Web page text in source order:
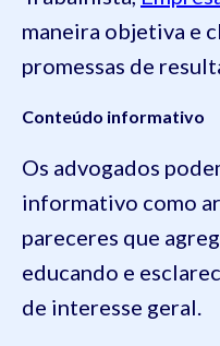
maneira objetiva e
promessas de
Conteúdo informativo
Os advogados
informativo como
pareceres que
educando e
de interesse geral.